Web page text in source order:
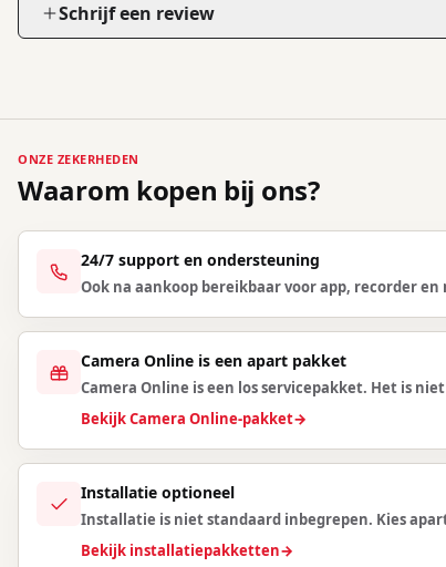
Schrijf een review
ONZE ZEKERHEDEN
Waarom kopen bij ons?
24/7 support en ondersteuning
Ook na aankoop bereikbaar voor app, recorder en
Camera Online is een apart pakket
Camera Online is een los servicepakket. Het is
Bekijk Camera Online-pakket→
Installatie optioneel
Installatie is niet standaard inbegrepen. Kies
Bekijk installatiepakketten→